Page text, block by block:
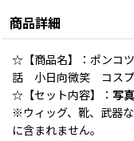
商品詳細
☆【商品名】：ポンコ
話 小日向微笑 コス
☆【セット内容】： 写
※ウィッグ、靴、武器
に含まれません。